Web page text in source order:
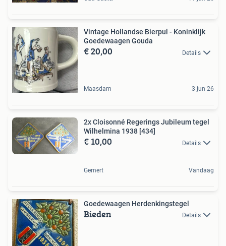
Vintage Hollandse Bierpul - Koninklijk
Goedewaagen Gouda
€ 20,00 Details
Maasdam 3 jun 26
2x Cloisonné Regerings Jubileum tegel
Wilhelmina 1938 [434]
€ 10,00 Details
Gemert Vandaag
Goedewaagen Herdenkingstegel
Bieden Details